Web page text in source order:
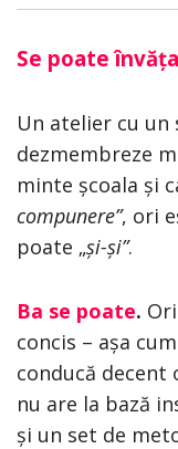
Se poate
Un atelier cu un
dezmembreze
minte școala și
compunere”, ori
poate „și-și”.
Ba se poate.
concis – așa
conducă decent
nu are la bază
și un set de